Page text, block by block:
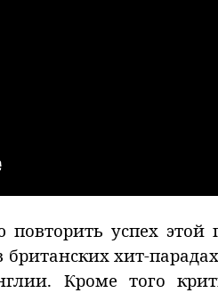
успех
хит-
Кроме того